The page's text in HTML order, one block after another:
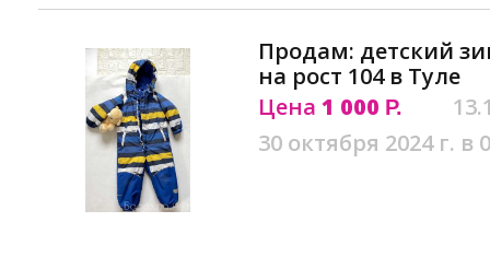
Продам: детский
на рост 104 в Туле
Цена 1 000 Р.
30 октября 2024 г. в